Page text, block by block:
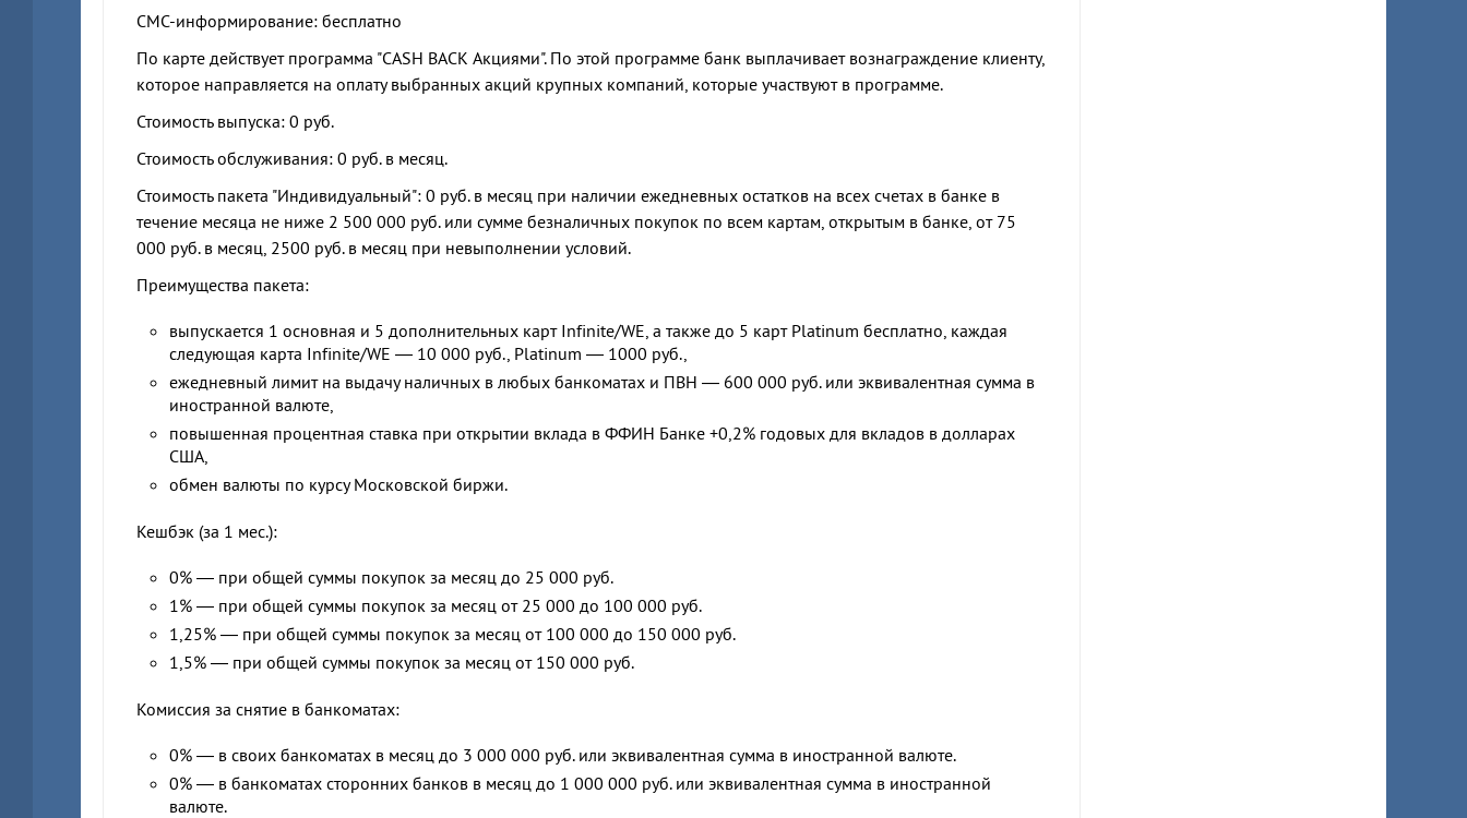
СМС-информирование: бесплатно
По карте действует программа "CASH BACK Акциями". По этой программе банк выплачивает вознаграждение клиенту,
которое направляется на оплату выбранных акций крупных компаний, которые участвуют в программе.
Стоимость выпуска: 0 руб.
Стоимость обслуживания: 0 руб. в месяц.
Стоимость пакета "Индивидуальный": 0 руб. в месяц при наличии ежедневных остатков на всех счетах в банке в
течение месяца не ниже 2 500 000 руб. или сумме безналичных покупок по всем картам, открытым в банке, от 75
000 руб. в месяц, 2500 руб. в месяц при невыполнении условий.
Преимущества пакета:
выпускается 1 основная и 5 дополнительных карт Infinite/WE, а также до 5 карт Platinum бесплатно, каждая
следующая карта Infinite/WE — 10 000 руб., Platinum — 1000 руб.,
ежедневный лимит на выдачу наличных в любых банкоматах и ПВН — 600 000 руб. или эквивалентная сумма в
иностранной валюте,
повышенная процентная ставка при открытии вклада в ФФИН Банке +0,2% годовых для вкладов в долларах
США,
обмен валюты по курсу Московской биржи.
Кешбэк (за 1 мес.):
0% — при общей суммы покупок за месяц до 25 000 руб.
1% — при общей суммы покупок за месяц от 25 000 до 100 000 руб.
1,25% — при общей суммы покупок за месяц от 100 000 до 150 000 руб.
1,5% — при общей суммы покупок за месяц от 150 000 руб.
Комиссия за снятие в банкоматах:
0% — в своих банкоматах в месяц до 3 000 000 руб. или эквивалентная сумма в иностранной валюте.
0% — в банкоматах сторонних банков в месяц до 1 000 000 руб. или эквивалентная сумма в иностранной
валюте.